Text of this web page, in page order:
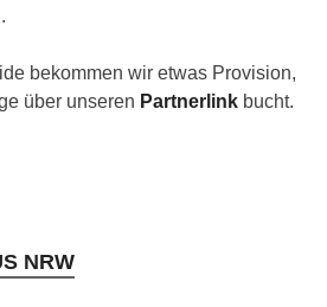
bekommen wir etwas Provision,
über unseren Partnerlink bucht.
NRW